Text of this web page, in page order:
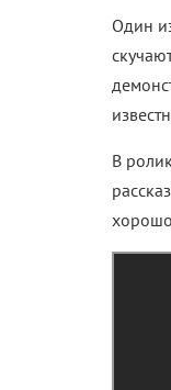
Один
В